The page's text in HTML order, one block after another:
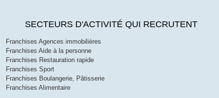
SECTEURS D'ACTIVITÉ QUI RECRUTENT
Franchises Agences immobilières
Franchises Aide à la personne
Franchises Restauration rapide
Franchises Sport
Franchises Boulangerie, Pâtisserie
Franchises Alimentaire